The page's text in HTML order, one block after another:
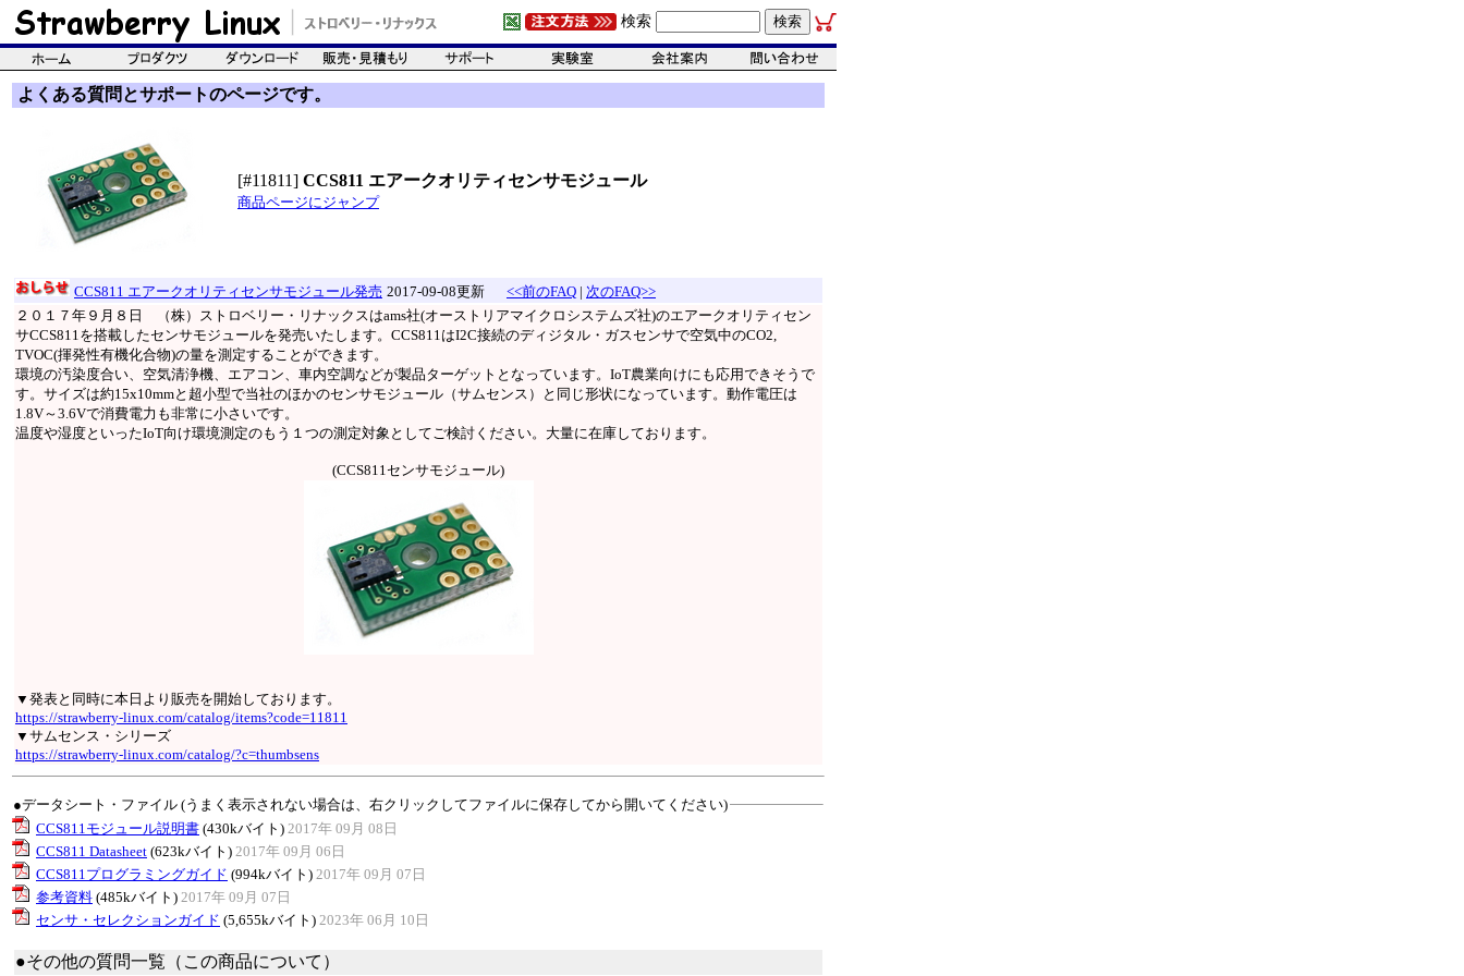
検索
よくある質問とサポートのページです。
[#11811] CCS811 エアークオリティセンサモジュール
商品ページにジャンプ
CCS811 エアークオリティセンサモジュール発売 2017-09-08更新 <<前のFAQ | 次のFAQ>>
２０１７年９月８日 （株）ストロベリー・リナックスはams社(オーストリアマイクロシステムズ社)のエアークオリティセン
サCCS811を搭載したセンサモジュールを発売いたします。CCS811はI2C接続のディジタル・ガスセンサで空気中のCO2,
TVOC(揮発性有機化合物)の量を測定することができます。
環境の汚染度合い、空気清浄機、エアコン、車内空調などが製品ターゲットとなっています。IoT農業向けにも応用できそうで
す。サイズは約15x10mmと超小型で当社のほかのセンサモジュール（サムセンス）と同じ形状になっています。動作電圧は
1.8V～3.6Vで消費電力も非常に小さいです。
温度や湿度といったIoT向け環境測定のもう１つの測定対象としてご検討ください。大量に在庫しております。
(CCS811センサモジュール)
▼発表と同時に本日より販売を開始しております。
https://strawberry-linux.com/catalog/items?code=11811
▼サムセンス・シリーズ
https://strawberry-linux.com/catalog/?c=thumbsens
●データシート・ファイル (うまく表示されない場合は、右クリックしてファイルに保存してから開いてください)
CCS811モジュール説明書 (430kバイト) 2017年 09月 08日
CCS811 Datasheet (623kバイト) 2017年 09月 06日
CCS811プログラミングガイド (994kバイト) 2017年 09月 07日
参考資料 (485kバイト) 2017年 09月 07日
センサ・セレクションガイド (5,655kバイト) 2023年 06月 10日
●その他の質問一覧（この商品について）